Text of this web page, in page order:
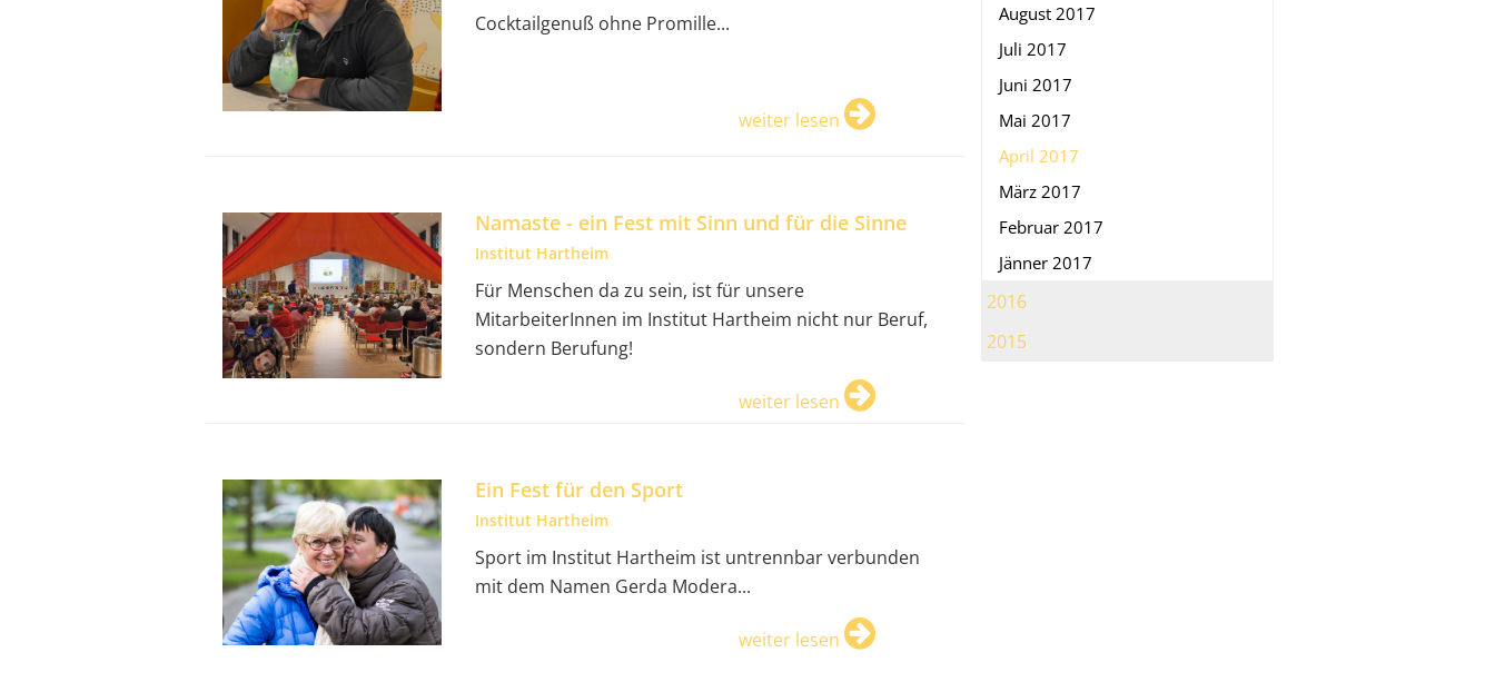
August 2017
Juli 2017
Juni 2017
Mai 2017
April 2017
März 2017
Februar 2017
Jänner 2017
2016
2015
Cocktailgenuß ohne Promille...
weiter lesen
Namaste - ein Fest mit Sinn und für die Sinne
Institut Hartheim
Für Menschen da zu sein, ist für unsere
MitarbeiterInnen im Institut Hartheim nicht nur Beruf,
sondern Berufung!
weiter lesen
Ein Fest für den Sport
Institut Hartheim
Sport im Institut Hartheim ist untrennbar verbunden
mit dem Namen Gerda Modera...
weiter lesen